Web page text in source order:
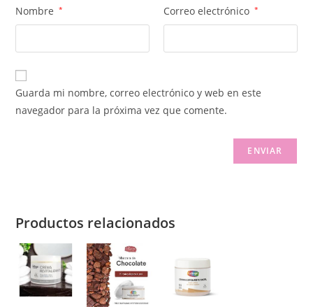
Nombre * Correo electrónico *
Guarda mi nombre, correo electrónico y web en este
navegador para la próxima vez que comente.
Productos relacionados